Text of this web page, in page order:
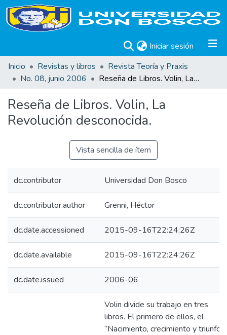
Iniciar sesión (current)
Inicio
Revistas y libros
Revista Teoría y Praxis
No. 08, junio 2006
Reseña de Libros. Volin, La Revolución desconocida.
Reseña de Libros. Volin, La
Revolución desconocida.
Vista sencilla de ítem
dc.contributor Universidad Don Bosco
dc.contributor.author Grenni, Héctor
dc.date.accessioned 2015-09-16T22:24:26Z
dc.date.available 2015-09-16T22:24:26Z
dc.date.issued 2006-06
Volin divide su trabajo en tres
libros. El primero de ellos, el
“Nacimiento, crecimiento y triunfo